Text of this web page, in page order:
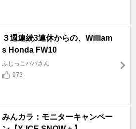
３週連続3連休からの、William
s Honda FW10
ふじっこパパさん
973
みんカラ：モニターキャンペー